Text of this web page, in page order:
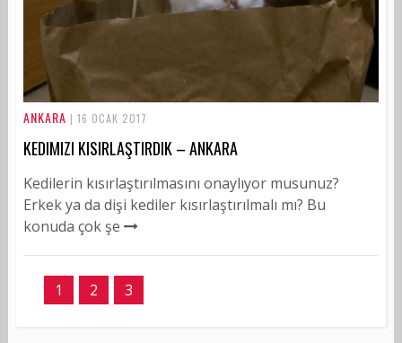
ANKARA | 16 OCAK 2017
KEDIMIZI KISIRLAŞTIRDIK – ANKARA
Kedilerin kısırlaştırılmasını onaylıyor musunuz?
Erkek ya da dişi kediler kısırlaştırılmalı mı? Bu
konuda çok şe
1 2 3